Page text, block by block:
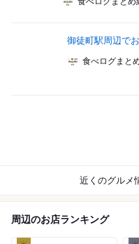
御徒町駅周辺で
食べログまと
近くのグルメ
周辺のお店ランキング